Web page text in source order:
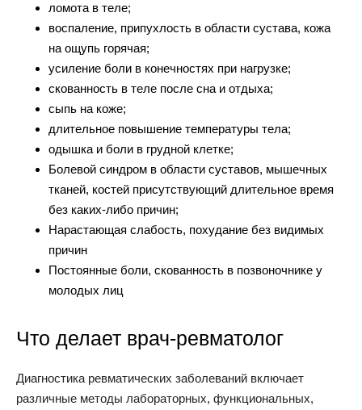
ломота в теле;
воспаление, припухлость в области сустава, кожа
на ощупь горячая;
усиление боли в конечностях при нагрузке;
скованность в теле после сна и отдыха;
сыпь на коже;
длительное повышение температуры тела;
одышка и боли в грудной клетке;
Болевой синдром в области суставов, мышечных
тканей, костей присутствующий длительное время
без каких-либо причин;
Нарастающая слабость, похудание без видимых
причин
Постоянные боли, скованность в позвоночнике у
молодых лиц
Что делает врач-ревматолог
Диагностика ревматических заболеваний включает
различные методы лабораторных, функциональных,